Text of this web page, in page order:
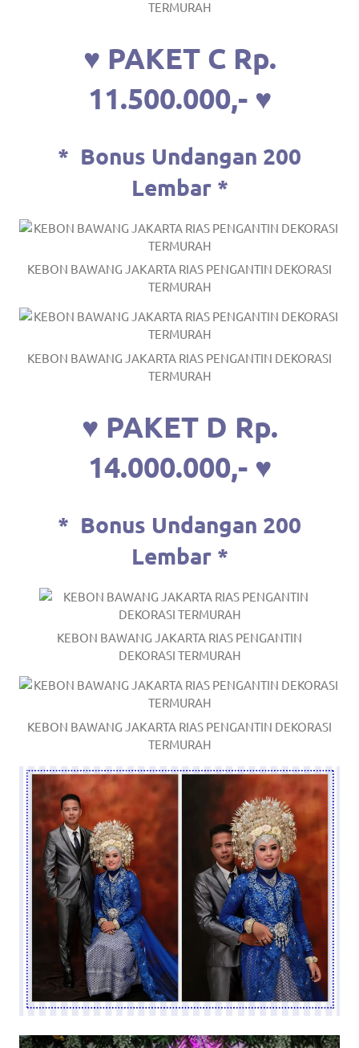
luxury
men's
https://www.drugswatches.com
TERMURAH
♥ PAKET C Rp.
11.500.000,- ♥
* Bonus Undangan 200
Lembar *
KEBON BAWANG JAKARTA RIAS PENGANTIN DEKORASI
TERMURAH
KEBON BAWANG JAKARTA RIAS PENGANTIN DEKORASI
TERMURAH
♥ PAKET D Rp.
14.000.000,- ♥
* Bonus Undangan 200
Lembar *
KEBON BAWANG JAKARTA RIAS PENGANTIN
DEKORASI TERMURAH
KEBON BAWANG JAKARTA RIAS PENGANTIN DEKORASI
TERMURAH